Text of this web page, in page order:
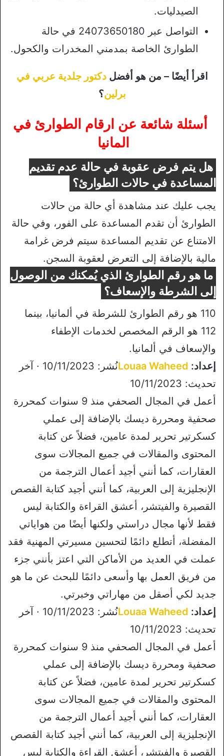
الصيدليات.
التواصل عبر 24073650180 في حالة
الطوارئ الخاصة بمدمني المخدرات والكحول.
اقرأ أيضًا – من هو أفضلدكتور جلدية عربي في
برلين؟
أسئلة شائعة عن ارقام الطوارئ في
المانيا
هل يتم فرض عقوبة في حالة عدم تقديم
المساعدة في حالات الطوارئ؟
يجب عليك عند مشاهدة أي حالة من حالات
الطوارئ أن تقدم المساعدة على الفور، وفي حالة
الامتناع عن تقديم المساعدة سيتم فرض غرامة
مالية بالإضافة إلى التعرض لعقوبة السجن.
ما هو رقم الطوارئ الذي يُمكنك من الوصول
إلى الشرطة والإسعاف؟
110 هو رقم الطوارئ للشرطة في ألمانيا، بينما
112 هو الرقم المخصص لخدمات الإطفاء
والإسعاف في ألمانيا.
إعداد: Louaa Waheed
نُشر: 10/11/2023 · آخر
تحديث: 10/11/2023
أعمل في المجال الصحفي منذ 9 سنوات كمحررة
صحفية ومحررة ديسك بالإضافة إلى عملي
كسكرتير تحرير لمدة عامين، فضلاً عن كتابة
المحتوى والمقالات في جميع المجالات سوى
العقارات، كما أنني أجيد أعمال الترجمة من
الإنجليزية إلى العربية، كما أنني أجيد كتابة القصص
القصيرة والفيتشر، أعشق القراءة والكتابة ليس
فقط لأنها مجال دراستي ولكنها أيضًا من هواياتي
المفضلة، أتطلع دائمًا لتحسين مسيرتي المهنية فقد
عملت في العديد من الأماكن التي اعتز بأنني جزء
من فريق العمل بها وأسعى دائمًا للبحث عن ما هو
جديد لكي أصقل من مهاراتي وخبرتي.
إعداد: Louaa Waheed
نُشر: 10/11/2023 · آخر
تحديث: 10/11/2023
أعمل في المجال الصحفي منذ 9 سنوات كمحررة
صحفية ومحررة ديسك بالإضافة إلى عملي
كسكرتير تحرير لمدة عامين، فضلاً عن كتابة
المحتوى والمقالات في جميع المجالات سوى
العقارات، كما أنني أجيد أعمال الترجمة من
الإنجليزية إلى العربية، كما أنني أجيد كتابة القصص
القصيرة والفيتشر، أعشق القراءة والكتابة ليس